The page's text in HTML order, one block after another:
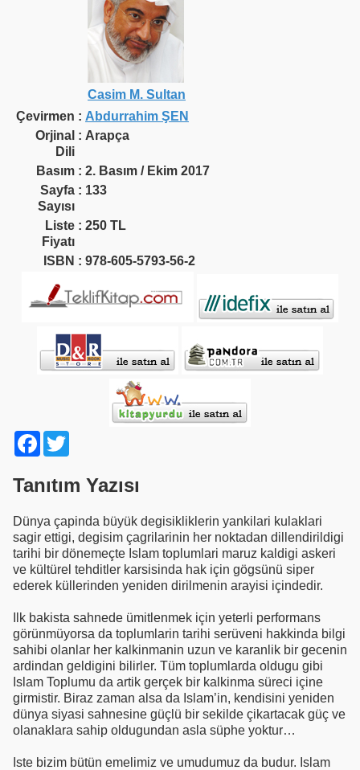
Casim M. Sultan
Çevirmen : Abdurrahim ŞEN
Orjinal
Dili
: Arapça
Basım : 2. Basım / Ekim 2017
Sayfa
Sayısı
: 133
Liste
Fiyatı
: 250 TL
ISBN : 978-605-5793-56-2
Facebook
Tanıtım Yazısı
Dünya çapinda büyük degisikliklerin yankilari kulaklari
sagir ettigi, degisim çagrilarinin her noktadan dillendirildigi
tarihi bir dönemeçte Islam toplumlari maruz kaldigi askeri
ve kültürel tehditler karsisinda hak için gögsünü siper
ederek küllerinden yeniden dirilmenin arayisi içindedir.
Ilk bakista sahnede ümitlenmek için yeterli performans
görünmüyorsa da toplumlarin tarihi serüveni hakkinda bilgi
sahibi olanlar her kalkinmanin uzun ve karanlik bir gecenin
ardindan geldigini bilirler. Tüm toplumlarda oldugu gibi
Islam Toplumu da artik gerçek bir kalkinma süreci içine
girmistir. Biraz zaman alsa da Islam’in, kendisini yeniden
dünya siyasi sahnesine güçlü bir sekilde çikartacak güç ve
olanaklara sahip oldugundan asla süphe yoktur…
Iste bizim bütün emelimiz ve umudumuz da budur. Islam